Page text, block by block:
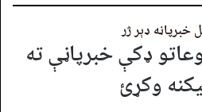
خبرپاڼه ډېر ژر
ډکې خبرپاڼې ته
وکړئ